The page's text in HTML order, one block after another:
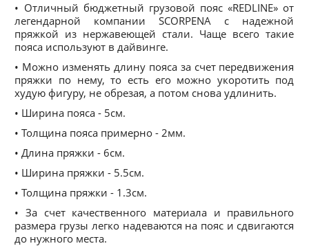
• Отличный бюджетный грузовой пояс «REDLINE» от
легендарной компании SCORPENA с надежной
пряжкой из нержавеющей стали. Чаще всего такие
пояса используют в дайвинге.
• Можно изменять длину пояса за счет передвижения
пряжки по нему, то есть его можно укоротить под
худую фигуру, не обрезая, а потом снова удлинить.
• Ширина пояса - 5см.
• Толщина пояса примерно - 2мм.
• Длина пряжки - 6см.
• Ширина пряжки - 5.5см.
• Толщина пряжки - 1.3см.
• За счет качественного материала и правильного
размера грузы легко надеваются на пояс и сдвигаются
до нужного места.